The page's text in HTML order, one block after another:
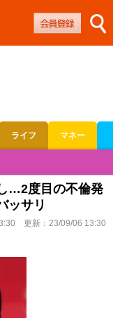
ライフ マネー
…2度目の不倫発
ッサリ
更新： 23/09/06 13:30